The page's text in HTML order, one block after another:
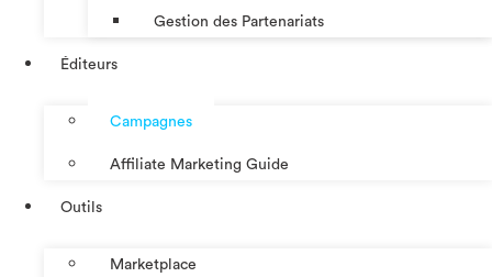
Gestion des Partenariats
Éditeurs
Campagnes
Affiliate Marketing Guide
Outils
Marketplace